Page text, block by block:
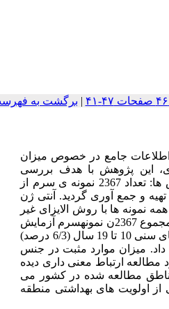
| برگشت به
اطلاعات جامع در خصوص میزان
این پژوهش با هدف بررسی
سرواپیدمیولوژیک هیداتیدوز در ساکنین منطقه اسلام آباد زنجان در سال 1381 طراحی و اجرا گردید.مواد و روش ها: تعداد 2367 نمونه ی سرم از
منطقه انتخاب شده بودند تهیه و جمع آوری گردید. آنتی ژن
نمونه ها با روش الایزای غیر
مستقیم مورد آزمایش قرار گرفتند. داده ها با استفاده از آزمون های تی و کای دو تجزیه و تحلیل شدند.یافته ها: از مجموع 2367ن نمونهسرم آزمایش
شده، 71 نمونه (3درصد) از نظر آلودگی به کیست هیداتیک مثبت شدند. بیشترین میزان آلودگی به ترتیب در گروه های سنی 10 تا 19 سال (6/3 درصد)
معنی داری کاهش نشان داد. میزان موارد مثبت در جنس
مورد مطالعه ارتباط معنی داری دیده
مناطق مطالعه شده در کشور می
اولویت های بهداشتی منطقه